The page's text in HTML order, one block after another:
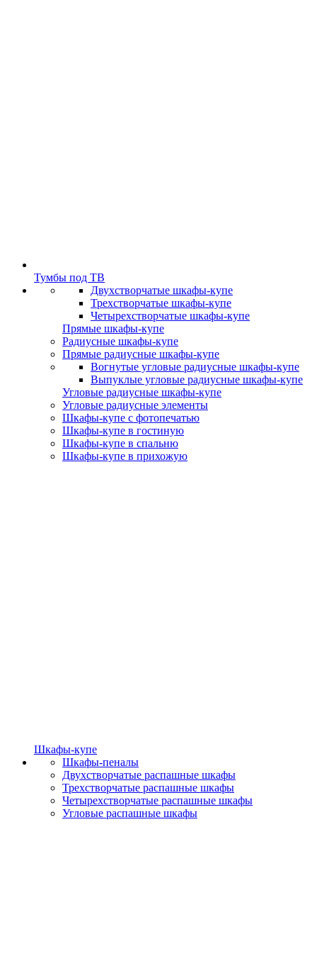
Тумбы под ТВ
Двухстворчатые шкафы-купе
Трехстворчатые шкафы-купе
Четырехстворчатые шкафы-купе
Прямые шкафы-купе
Радиусные шкафы-купе
Прямые радиусные шкафы-купе
Вогнутые угловые радиусные шкафы-купе
Выпуклые угловые радиусные шкафы-купе
Угловые радиусные шкафы-купе
Угловые радиусные элементы
Шкафы-купе с фотопечатью
Шкафы-купе в гостиную
Шкафы-купе в спальню
Шкафы-купе в прихожую
Шкафы-купе
Шкафы-пеналы
Двухстворчатые распашные шкафы
Трехстворчатые распашные шкафы
Четырехстворчатые распашные шкафы
Угловые распашные шкафы